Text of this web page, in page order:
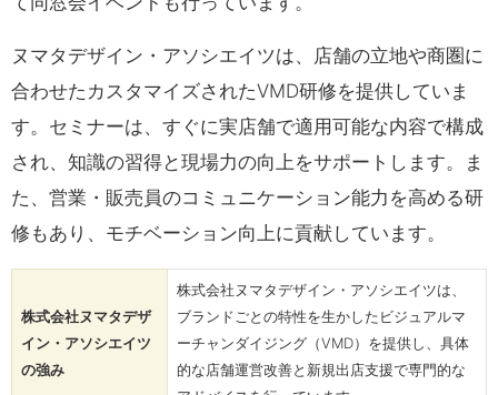
ヌマタデザイン・アソシエイツは、店舗の立地や商圏に
合わせたカスタマイズされたVMD研修を提供していま
す。セミナーは、すぐに実店舗で適用可能な内容で構成
され、知識の習得と現場力の向上をサポートします。ま
た、営業・販売員のコミュニケーション能力を高める研
修もあり、モチベーション向上に貢献しています。
株式会社ヌマタデザ
イン・アソシエイツ
の強み
株式会社ヌマタデザイン・アソシエイツは、
ブランドごとの特性を生かしたビジュアルマ
ーチャンダイジング（VMD）を提供し、具体
的な店舗運営改善と新規出店支援で専門的な